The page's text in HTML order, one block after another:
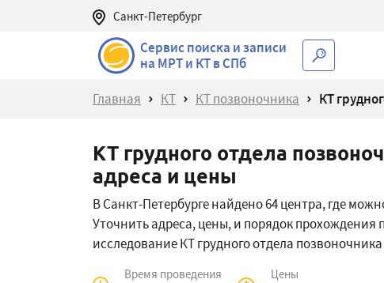
Санкт-Петербург
Сервис поиска и записи
на МРТ и КТ в СПб
Главная КТ КТ позвоночника КТ
КТ грудного отдела
адреса и цены
В Санкт-Петербурге найдено 64 центра, где
Уточнить адреса, цены, и порядок прохождения
исследование КТ грудного отдела позвоночника
Время проведения Цены